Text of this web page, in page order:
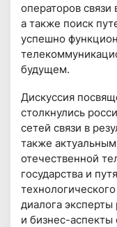
операторов
а также поиск
успешно
будущем.
Дискуссия
столкнулись
сетей связи в
также
отечественной
государства и
диалога эксперты
и бизнес-аспекты